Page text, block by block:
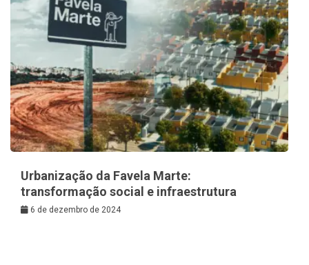
Urbanização da Favela Marte:
transformação social e infraestrutura
6 de dezembro de 2024